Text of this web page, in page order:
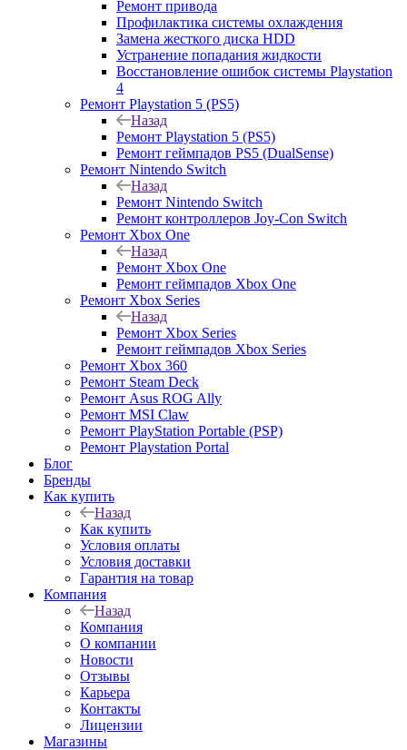
Ремонт привода
Профилактика системы охлаждения
Замена жесткого диска HDD
Устранение попадания жидкости
Восстановление ошибок системы Playstation
4
Ремонт Playstation 5 (PS5)
Назад
Ремонт Playstation 5 (PS5)
Ремонт геймпадов PS5 (DualSense)
Ремонт Nintendo Switch
Назад
Ремонт Nintendo Switch
Ремонт контроллеров Joy-Con Switch
Ремонт Xbox One
Назад
Ремонт Xbox One
Ремонт геймпадов Xbox One
Ремонт Xbox Series
Назад
Ремонт Xbox Series
Ремонт геймпадов Xbox Series
Ремонт Xbox 360
Ремонт Steam Deck
Ремонт Asus ROG Ally
Ремонт MSI Claw
Ремонт PlayStation Portable (PSP)
Ремонт Playstation Portal
Блог
Бренды
Как купить
Назад
Как купить
Условия оплаты
Условия доставки
Гарантия на товар
Компания
Назад
Компания
О компании
Новости
Отзывы
Карьера
Контакты
Лицензии
Магазины